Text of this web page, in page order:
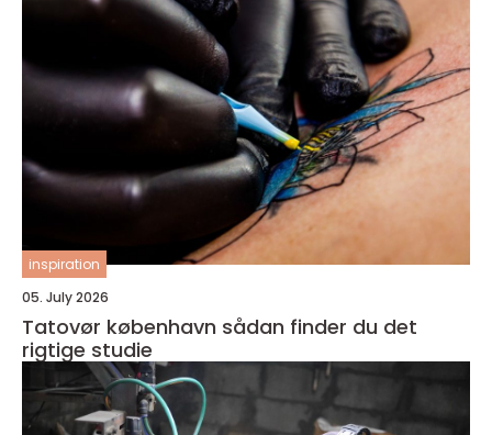
inspiration
05. July 2026
Tatovør københavn sådan finder du det
rigtige studie